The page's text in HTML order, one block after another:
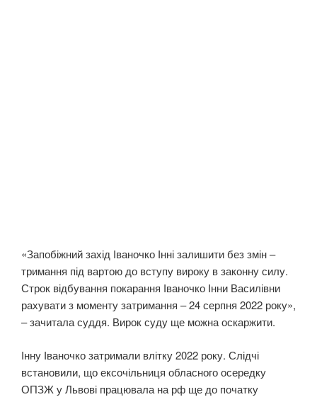
«Запобіжний захід Іваночко Інні залишити без змін –
тримання під вартою до вступу вироку в законну силу.
Строк відбування покарання Іваночко Інни Василівни
рахувати з моменту затримання – 24 серпня 2022 року»,
– зачитала суддя. Вирок суду ще можна оскаржити.
Інну Іваночко затримали влітку 2022 року. Слідчі
встановили, що ексочільниця обласного осередку
ОПЗЖ у Львові працювала на рф ще до початку